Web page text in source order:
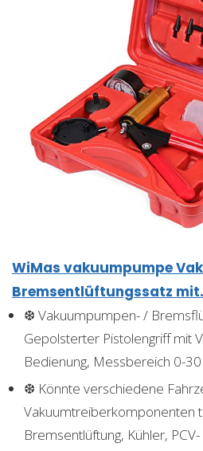
WiMas vakuumpumpe
Bremsentlüftungssatz
❆ Vakuumpumpen- /
Gepolsterter Pistolengriff mit
Bedienung, Messbereich 0-
❆ Könnte verschiedene
Vakuumtreiberkomponenten
Bremsentlüftung, Kühler, PCV-